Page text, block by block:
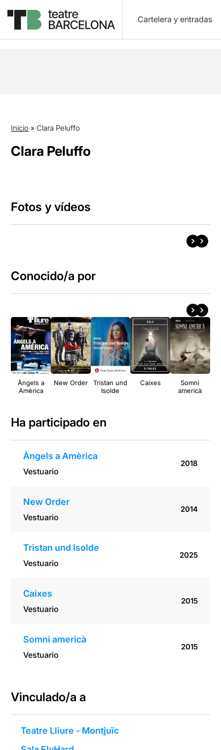
Cartelera y entradas
Inicio » Clara Peluffo
Clara Peluffo
Fotos y vídeos
Conocido/a por
Àngels a
Amèrica
New Order
Tristan und
Isolde
Caixes
Somni
americà
Ha participado en
Àngels a Amèrica
Vestuario
2018
New Order
Vestuario
2014
Tristan und Isolde
Vestuario
2025
Caixes
Vestuario
2015
Somni americà
Vestuario
2015
Vinculado/a a
Teatre Lliure - Montjuïc